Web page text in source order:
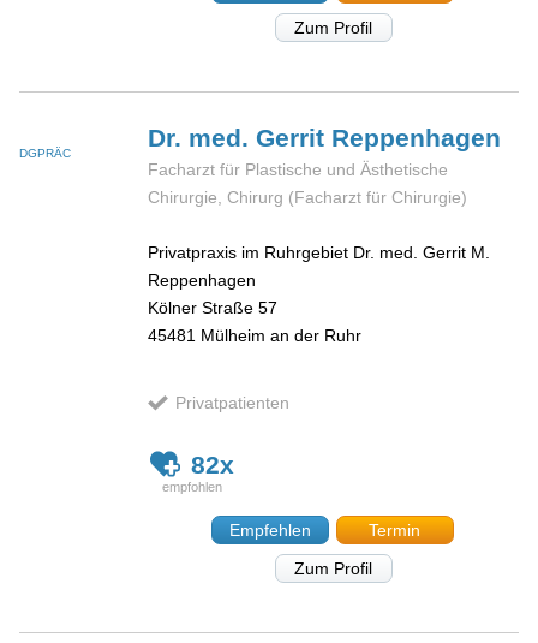
Zum Profil
DGPRÄC
Dr. med. Gerrit Reppenhagen
Facharzt für Plastische und Ästhetische
Chirurgie, Chirurg (Facharzt für Chirurgie)
Privatpraxis im Ruhrgebiet Dr. med. Gerrit M.
Reppenhagen
Kölner Straße 57
45481 Mülheim an der Ruhr
Privatpatienten
82x
Empfehlen
Termin
Zum Profil